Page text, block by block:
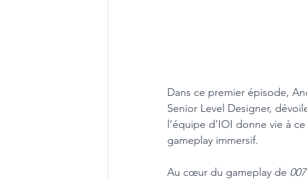
Dans ce premier épisode,
Senior Level Designer,
l’équipe d’IOI donne vie à
gameplay immersif.
Au cœur du gameplay de